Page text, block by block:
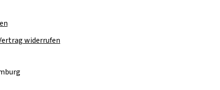
widerrufen